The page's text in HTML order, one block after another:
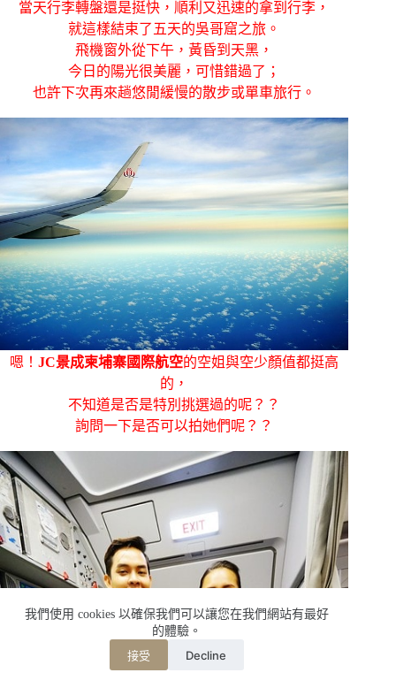
我們使用 cookies 以確保我們可以讓您在我們網站有最好
的體驗。
接受 Decline
當天行李轉盤還是挺快，順利又迅速的拿到行李，
就這樣結束了五天的吳哥窟之旅。
飛機窗外從下午，黃昏到天黑，
今日的陽光很美麗，可惜錯過了；
也許下次再來趟悠閒緩慢的散步或單車旅行。
嗯！JC景成柬埔寨國際航空的空姐與空少顏值都挺高
的，
不知道是否是特別挑選過的呢？？
詢問一下是否可以拍她們呢？？